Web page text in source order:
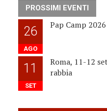
PROSSIMI EVENTI
26
AGO
Pap Camp
11
SET
Roma, 11-12
rabbia